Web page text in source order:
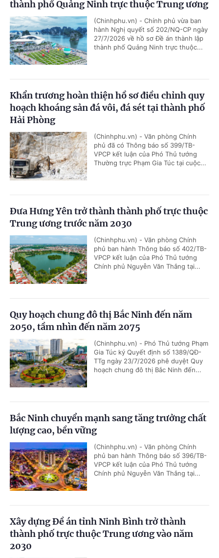
thành phố Quảng Ninh trực thuộc Trung ương
(Chinhphu.vn) - Chính phủ vừa ban
hành Nghị quyết số 202/NQ-CP ngày
27/7/2026 về hồ sơ Đề án thành lập
thành phố Quảng Ninh trực thuộc...
Khẩn trương hoàn thiện hồ sơ điều chỉnh quy
hoạch khoáng sản đá vôi, đá sét tại thành phố
Hải Phòng
(Chinhphu.vn) - Văn phòng Chính
phủ đã có Thông báo số 399/TB-
VPCP kết luận của Phó Thủ tướng
Thường trực Phạm Gia Túc tại cuộc...
Đưa Hưng Yên trở thành thành phố trực thuộc
Trung ương trước năm 2030
(Chinhphu.vn) - Văn phòng Chính
phủ ban hành Thông báo số 402/TB-
VPCP kết luận của Phó Thủ tướng
Chính phủ Nguyễn Văn Thắng tại...
Quy hoạch chung đô thị Bắc Ninh đến năm
2050, tầm nhìn đến năm 2075
(Chinhphu.vn) - Phó Thủ tướng Phạm
Gia Túc ký Quyết định số 1389/QĐ-
TTg ngày 23/7/2026 phê duyệt Quy
hoạch chung đô thị Bắc Ninh đến...
Bắc Ninh chuyển mạnh sang tăng trưởng chất
lượng cao, bền vững
(Chinhphu.vn) - Văn phòng Chính
phủ ban hành Thông báo số 396/TB-
VPCP kết luận của Phó Thủ tướng
Chính phủ Nguyễn Văn Thắng tại...
Xây dựng Đề án tỉnh Ninh Bình trở thành
thành phố trực thuộc Trung ương vào năm
2030